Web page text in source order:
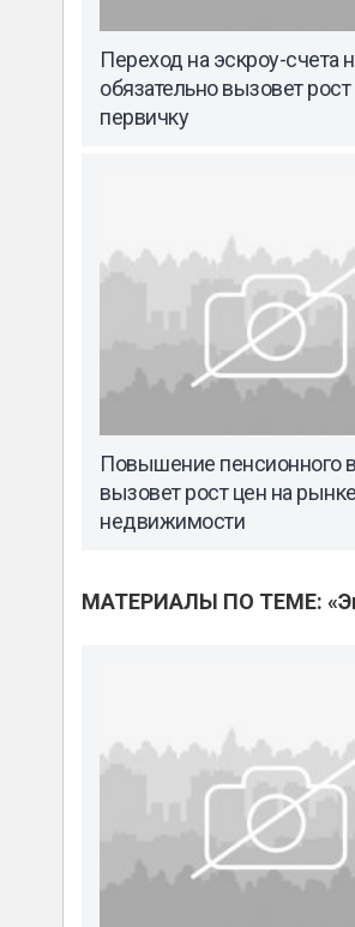
Переход на эскроу-счета
обязательно вызовет рост
первичку
Повышение пенсионного
вызовет рост цен на рынке
недвижимости
МАТЕРИАЛЫ ПО ТЕМЕ: